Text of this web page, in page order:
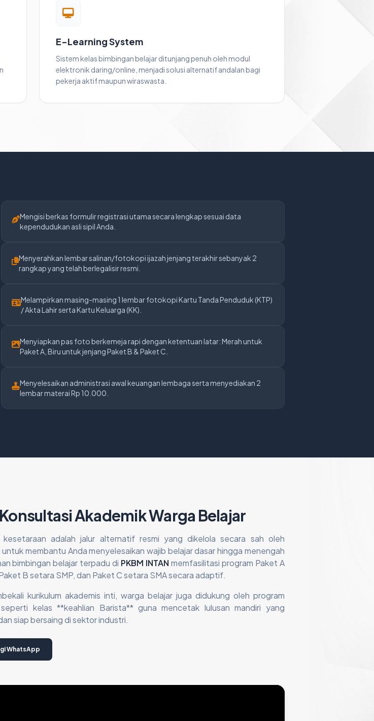
E-Learning System
Sistem kelas bimbingan belajar ditunjang penuh oleh modul
elektronik daring/online, menjadi solusi alternatif andalan bagi
pekerja aktif maupun wiraswasta.
Mengisi berkas formulir registrasi utama secara lengkap sesuai data
kependudukan asli sipil Anda.
Menyerahkan lembar salinan/fotokopi ijazah jenjang terakhir sebanyak 2
rangkap yang telah berlegalisir resmi.
Melampirkan masing-masing 1 lembar fotokopi Kartu Tanda Penduduk (KTP)
/ Akta Lahir serta Kartu Keluarga (KK).
Menyiapkan pas foto berkemeja rapi dengan ketentuan latar: Merah untuk
Paket A, Biru untuk jenjang Paket B & Paket C.
Menyelesaikan administrasi awal keuangan lembaga serta menyediakan 2
lembar materai Rp 10.000.
Akademik Warga Belajar
kesetaraan adalah jalur alternatif resmi yang dikelola secara sah oleh
membantu Anda menyelesaikan wajib belajar dasar hingga menengah
bimbingan belajar terpadu di PKBM INTAN memfasilitasi program Paket A
B setara SMP, dan Paket C setara SMA secara adaptif.
kurikulum akademis inti, warga belajar juga didukung oleh program
kelas **keahlian Barista** guna mencetak lulusan mandiri yang
siap bersaing di sektor industri.
WhatsApp